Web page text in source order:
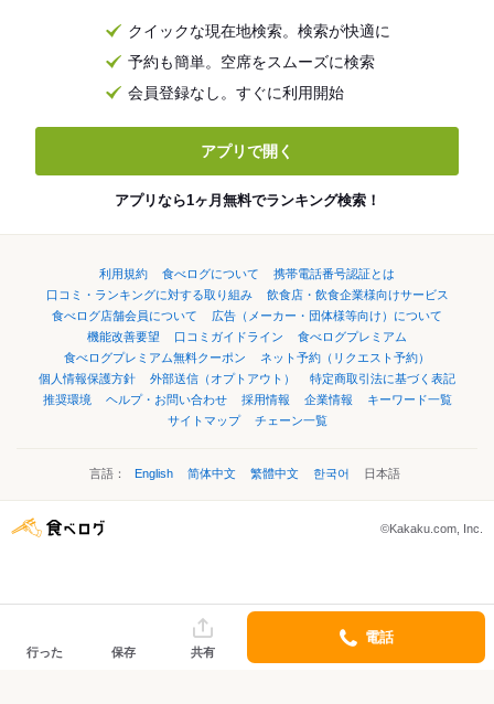
クイックな現在地検索。検索が快適に
予約も簡単。空席をスムーズに検索
会員登録なし。すぐに利用開始
アプリで開く
アプリなら1ヶ月無料でランキング検索！
利用規約 食べログについて
携帯電話番号認証とは
口コミ・ランキングに対する取り組み
飲食店・飲食企業様向けサービス
食べログ店舗会員について
広告（メーカー・団体様等向け）について
機能改善要望
口コミガイドライン
食べログプレミアム
食べログプレミアム無料クーポン
ネット予約（リクエスト予約）
個人情報保護方針
外部送信（オプトアウト）
特定商取引法に基づく表記
推奨環境
ヘルプ・お問い合わせ 採用情報 企業情報
キーワード一覧
サイトマップ
チェーン一覧
言語： English 简体中文 繁體中文 한국어 日本語
©Kakaku.com, Inc.
行った 保存 共有
電話